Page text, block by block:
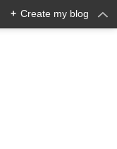
+ Create my blog